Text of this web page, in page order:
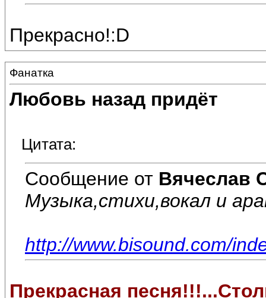
Прекрасно!:D
Фанатка
Любовь назад придёт
Цитата:
Сообщение от Вячеслав
Музыка,стихи,вокал и
http://www.bisound.com/
Прекрасная